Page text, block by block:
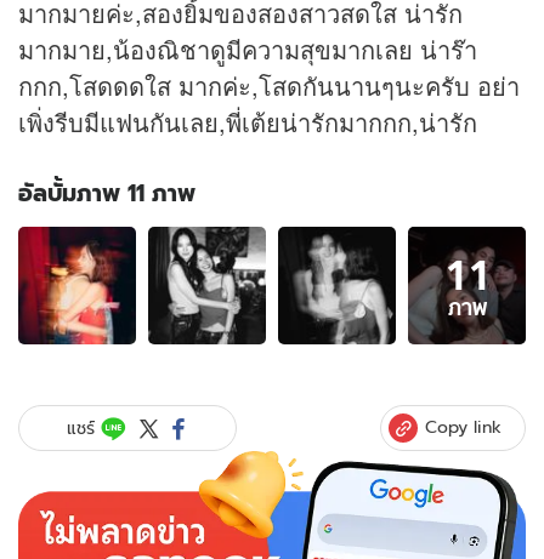
มากมายค่ะ,สองยิ้มของสองสาวสดใส น่ารัก
มากมาย,น้องณิชาดูมีความสุขมากเลย น่าร๊า
กกก,โสดดดใส มากค่ะ,โสดกันนานๆนะครับ อย่า
เพิ่งรีบมีแฟนกันเลย,พี่​เต้ยน่ารัก​มาก​กก,น่ารัก
อัลบั้มภาพ 11 ภาพ
อัลบั้ม
ภาพ
11
ภาพ
ของ
จริ
นทร์
มา
เซอร์ไพรส์
"ณิชา"
11
ภาพ
แชร์ Copy link